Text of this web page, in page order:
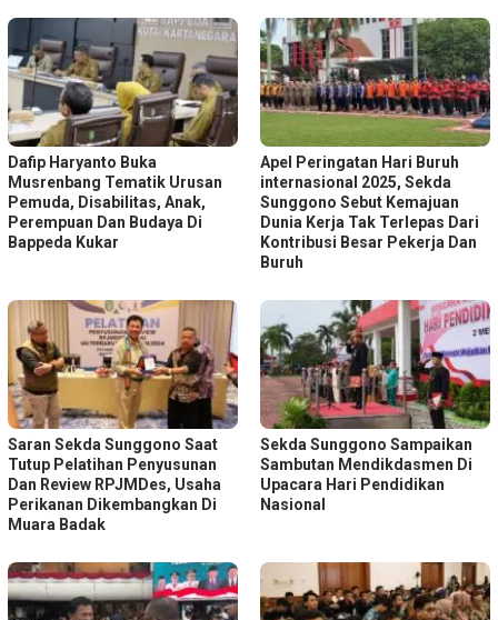
Dafip Haryanto Buka
Musrenbang Tematik Urusan
Pemuda, Disabilitas, Anak,
Perempuan Dan Budaya Di
Bappeda Kukar
Apel Peringatan Hari Buruh
internasional 2025, Sekda
Sunggono Sebut Kemajuan
Dunia Kerja Tak Terlepas Dari
Kontribusi Besar Pekerja Dan
Buruh
Saran Sekda Sunggono Saat
Tutup Pelatihan Penyusunan
Dan Review RPJMDes, Usaha
Perikanan Dikembangkan Di
Muara Badak
Sekda Sunggono Sampaikan
Sambutan Mendikdasmen Di
Upacara Hari Pendidikan
Nasional